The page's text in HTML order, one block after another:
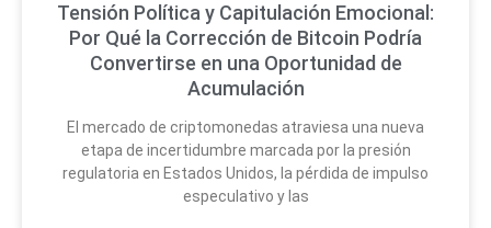
Tensión Política y Capitulación Emocional:
Por Qué la Corrección de Bitcoin Podría
Convertirse en una Oportunidad de
Acumulación
El mercado de criptomonedas atraviesa una nueva
etapa de incertidumbre marcada por la presión
regulatoria en Estados Unidos, la pérdida de impulso
especulativo y las